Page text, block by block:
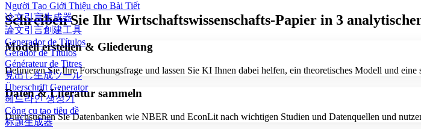
Người Tạo Giới Thiệu cho Bài Tiết
论文引言生成器
論文引言創建工具
Generador de Títulos
Gerador de Títulos
Générateur de Titres
見出し生成ツール
Überschrift Generator
헤드라인 생성기
Công cụ tạo tiêu đề
标题生成器
Schreiben Sie Ihr Wirtschaftswissenschafts-Papier in 3
Modell erstellen & Gliederung
Definieren Sie Ihre Forschungsfrage und lassen Sie KI Ihnen dabei helfen, ein theoretisches Modell und
Daten & Literatur sammeln
Durchsuchen Sie Datenbanken wie NBER und EconLit nach wichtigen Studien und Datenquellen und